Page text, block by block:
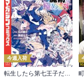
今週入荷
転生したら第七王子だったので、気ままに魔術を極めます（２４）